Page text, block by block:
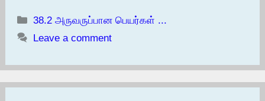
Categories
38.2 அருவருப்பான பெயர்கள் ...
Leave a comment